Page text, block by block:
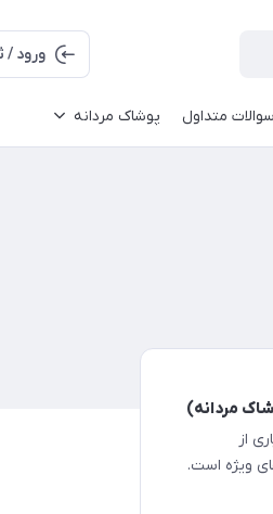
ورود /
سوالات متداول پوشاک مردانه
از
ویژه است.